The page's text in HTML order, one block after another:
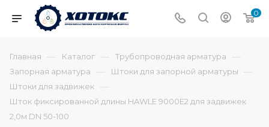
0
Главная — Каталог — Трубопроводная арматура —
Запорная арматура — Штоки для запорной арматуры —
Штоки для задвижек —
Шток фиксированной длины HAWLE 9000Е2 для задвижек
2,0м DN 50-100